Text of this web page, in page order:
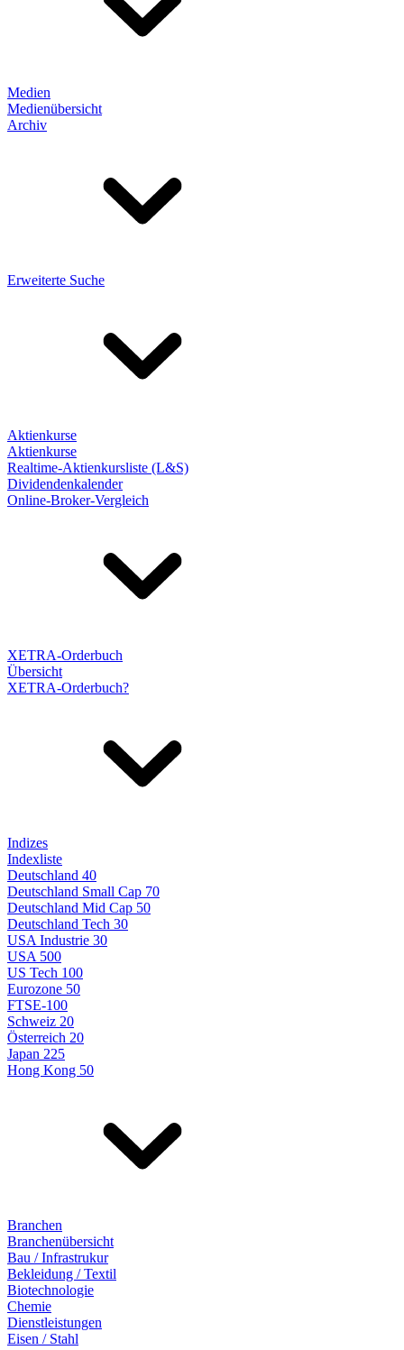
Medien
Medienübersicht
Archiv
Erweiterte Suche
Aktienkurse
Aktienkurse
Realtime-Aktienkursliste (L&S)
Dividendenkalender
Online-Broker-Vergleich
XETRA-Orderbuch
Übersicht
XETRA-Orderbuch?
Indizes
Indexliste
Deutschland 40
Deutschland Small Cap 70
Deutschland Mid Cap 50
Deutschland Tech 30
USA Industrie 30
USA 500
US Tech 100
Eurozone 50
FTSE-100
Schweiz 20
Österreich 20
Japan 225
Hong Kong 50
Branchen
Branchenübersicht
Bau / Infrastrukur
Bekleidung / Textil
Biotechnologie
Chemie
Dienstleistungen
Eisen / Stahl